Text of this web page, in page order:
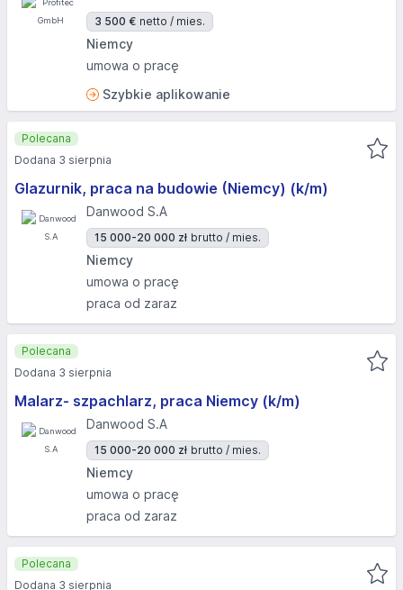
3 500 € netto / mies.
Niemcy
umowa o pracę
Szybkie aplikowanie
Glazurnik, praca na budowie (Niemcy) (k/m)
Danwood S.A
15 000-20 000 zł brutto / mies.
Niemcy
umowa o pracę
praca od zaraz
Polecana
Dodana 3 sierpnia
Malarz- szpachlarz, praca Niemcy (k/m)
Danwood S.A
15 000-20 000 zł brutto / mies.
Niemcy
umowa o pracę
praca od zaraz
Polecana
Dodana 3 sierpnia
Polecana
Dodana 3 sierpnia